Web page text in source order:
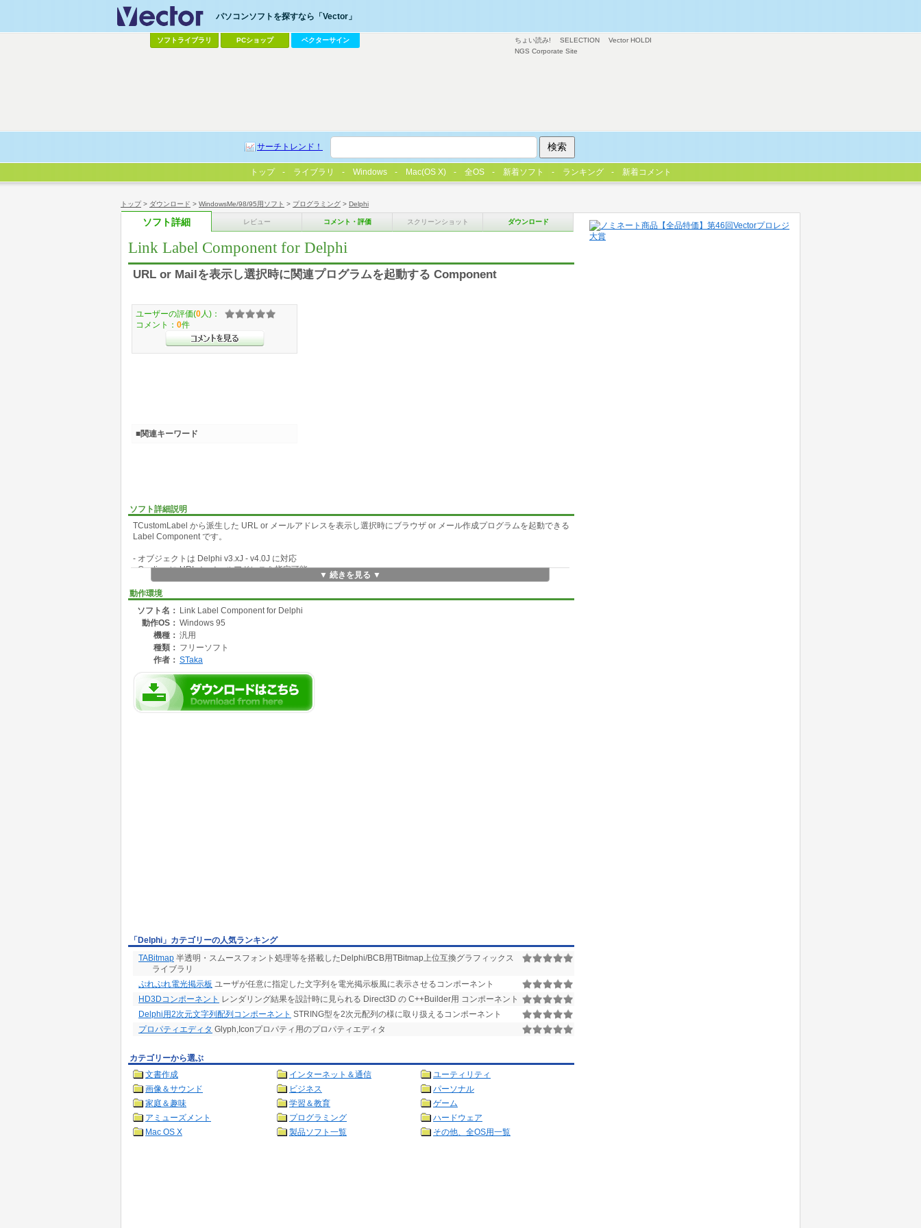
トップ> ダウンロード > WindowsMe/98/95用ソフト > プログラミング > Delphi
ソフト詳細 レビュー コメント・評価 スクリーンショット ダウンロード
Link Label Component for Delphi
URL or Mailを表示し選択時に関連プログラムを起動する Component
ソフト詳細説明
TCustomLabel から派生した URL or メールアドレスを表示し選択時にブラウザ or メール作成プログラムを起動できる
Label Component です。
- オブジェクトは Delphi v3.xJ - v4.0J に対応
- Caption に URL と メールアドレスを指定可能
- LinkStr に(URL or MailTo)設定がある場合 Caption に別の言葉を指定可能
- マウス進入時と選択時の文字色を指定可能
- マウス進入時のカーソルを crHandPoint とする
▼ 続きを見る ▼
動作環境
ソフト名： Link Label Component for Delphi
動作OS： Windows 95
機種： 汎用
種類： フリーソフト
作者： STaka
ユーザーの評価(0 人)：
コメント： 0件
■関連キーワード
「Delphi」カテゴリーの人気ランキング
TABitmap 半透明・スムースフォント処理等を搭載したDelphi/BCB用TBitmap上位互換グラフィックス
ライブラリ
ぷれぷれ電光掲示板 ユーザが任意に指定した文字列を電光掲示板風に表示させるコンポーネント
HD3Dコンポーネント レンダリング結果を設計時に見られる Direct3D の C++Builder用 コンポーネント
Delphi用2次元文字列配列コンポーネント STRING型を2次元配列の様に取り扱えるコンポーネント
プロパティエディタ Glyph,Iconプロパティ用のプロパティエディタ
カテゴリーから選ぶ
文書作成
インターネット＆通信
ユーティリティ
画像＆サウンド
ビジネス
パーソナル
家庭＆趣味
学習＆教育
ゲーム
アミューズメント
プログラミング
ハードウェア
Mac OS X
製品ソフト一覧 その他、全OS用一覧
ちょい読み! SELECTION
Vector HOLDI
NGS Corporate Site
パソコンソフトを探すなら「Vector」
ソフトライブラリ PCショップ ベクターサイン
サーチトレンド！
トップ ライブラリ Windows Mac(OS X) 全OS 新着ソフト ランキング 新着コメント